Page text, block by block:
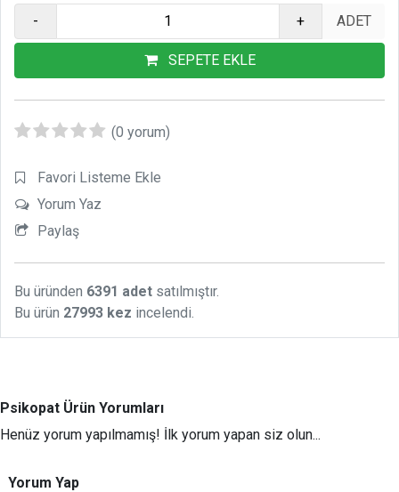
- +
SEPETE EKLE
(0 yorum)
Favori Listeme Ekle
Yorum Yaz
Paylaş
Bu üründen 6391 adet satılmıştır.
Bu ürün 27993 kez incelendi.
Psikopat Ürün Yorumları
Henüz yorum yapılmamış! İlk yorum yapan siz olun...
Yorum Yap